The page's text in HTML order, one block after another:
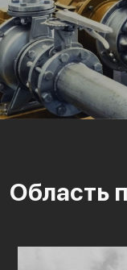
Область